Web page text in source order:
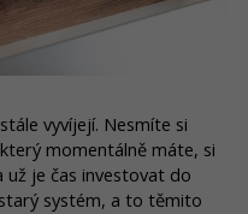
vyvíjejí. Nesmíte si
momentálně máte, si
je čas investovat do
systém, a to těmito